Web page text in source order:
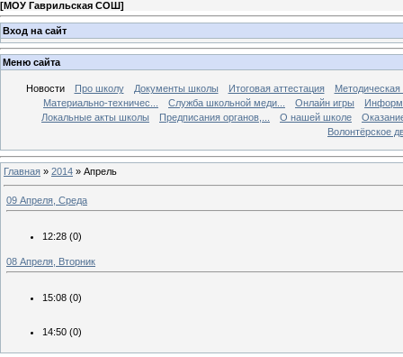
[МОУ Гаврильская СОШ]
Вход на сайт
Меню сайта
Новости Про школу Документы школы Итоговая аттестация
Методическая
Материально-техничес...
Служба школьной меди... Онлайн игры
Локальные акты школы
Предписания органов,... О нашей школе
Волонтёрское
Главная » 2014 » Апрель
09 Апреля, Среда
12:28 (0)
08 Апреля, Вторник
15:08 (0)
14:50 (0)